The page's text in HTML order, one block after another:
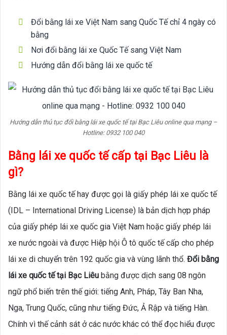
Đổi bằng lái xe Việt Nam sang Quốc Tế chỉ 4 ngày có
bằng
Nơi đổi bằng lái xe Quốc Tế sang Việt Nam
Hướng dẫn đổi bằng lái xe quốc tế
Hướng dẫn thủ tục đổi bằng lái xe quốc tế tại Bạc Liêu online qua mạng –
Hotline: 0932 100 040
Bằng lái xe quốc tế cấp tại Bạc Liêu là
gì?
Bằng lái xe quốc tế hay được gọi là giấy phép lái xe quốc tế
(IDL – International Driving License) là bản dịch hợp pháp
của giấy phép lái xe quốc gia Việt Nam hoặc giấy phép lái
xe nước ngoài và được Hiệp hội Ô tô quốc tế cấp cho phép
lái xe di chuyển trên 192 quốc gia và vùng lãnh thổ. Đổi bằng
lái xe quốc tế tại Bạc Liêu bằng được dịch sang 08 ngôn
ngữ phổ biến trên thế giới: tiếng Anh, Pháp, Tây Ban Nha,
Nga, Trung Quốc, cũng như tiếng Đức, Ả Rập và tiếng Hàn.
Chính vì thế cảnh sát ở các nước khác có thể đọc hiểu được